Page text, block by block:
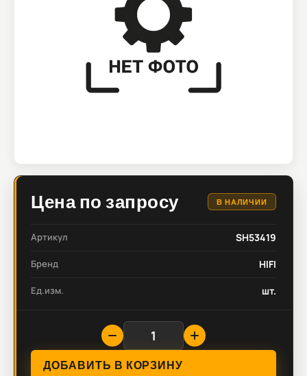
Цена по запросу В НАЛИЧИИ
Артикул SH53419
Бренд HIFI
Ед.изм. шт.
ДОБАВИТЬ В КОРЗИНУ